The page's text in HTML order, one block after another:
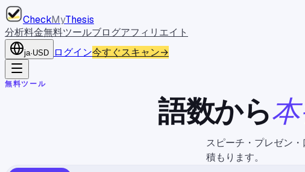
CheckMyThesis
分析料金無料ツールブログアフィリエイト
ja·USD ログイン今すぐスキャン→
無料ツール
語数から
スピーチ・プレゼン
積もります。